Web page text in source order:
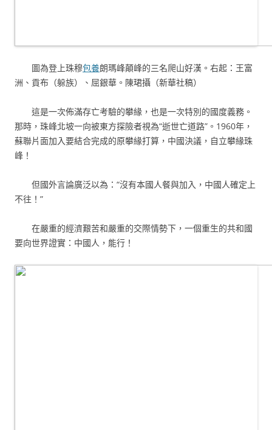
圖為登上珠穆包養朗瑪峰顛峰的三名爬山好漢。右起：王富
洲、貢布（躲族）、屈銀華。陳珺攝（新華社稿）
這是一次佈滿存亡考驗的攀緣，也是一次特別的國度義務。
那時，珠峰北坡一向被東方探險者視為“逝世亡道路”。1960年，
蘇聯片面加入要結合完成的原攀緣打算，中國決議，自立攀緣珠
峰！
但國外言論廣泛以為：“沒有本國人餐與加入，中國人確定上
不往！”
在嚴重的經濟艱苦和嚴重的交際情勢下，一個重生的共和國
要向世界證實：中國人，能行！